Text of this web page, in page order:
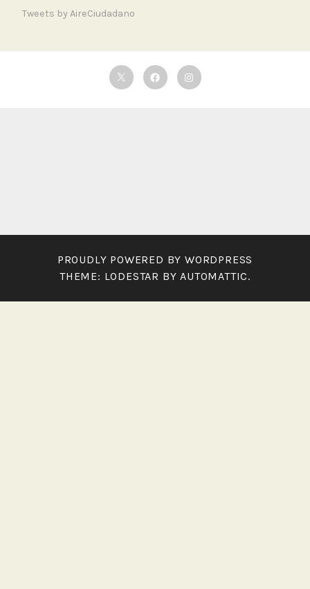
Tweets by AireCiudadano
TwitterFacebookInstagram
PROUDLY POWERED BY WORDPRESS
THEME: LODESTAR BY AUTOMATTIC.